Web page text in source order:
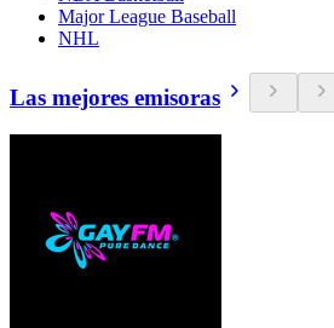
Major League Baseball
NHL
Las mejores emisoras